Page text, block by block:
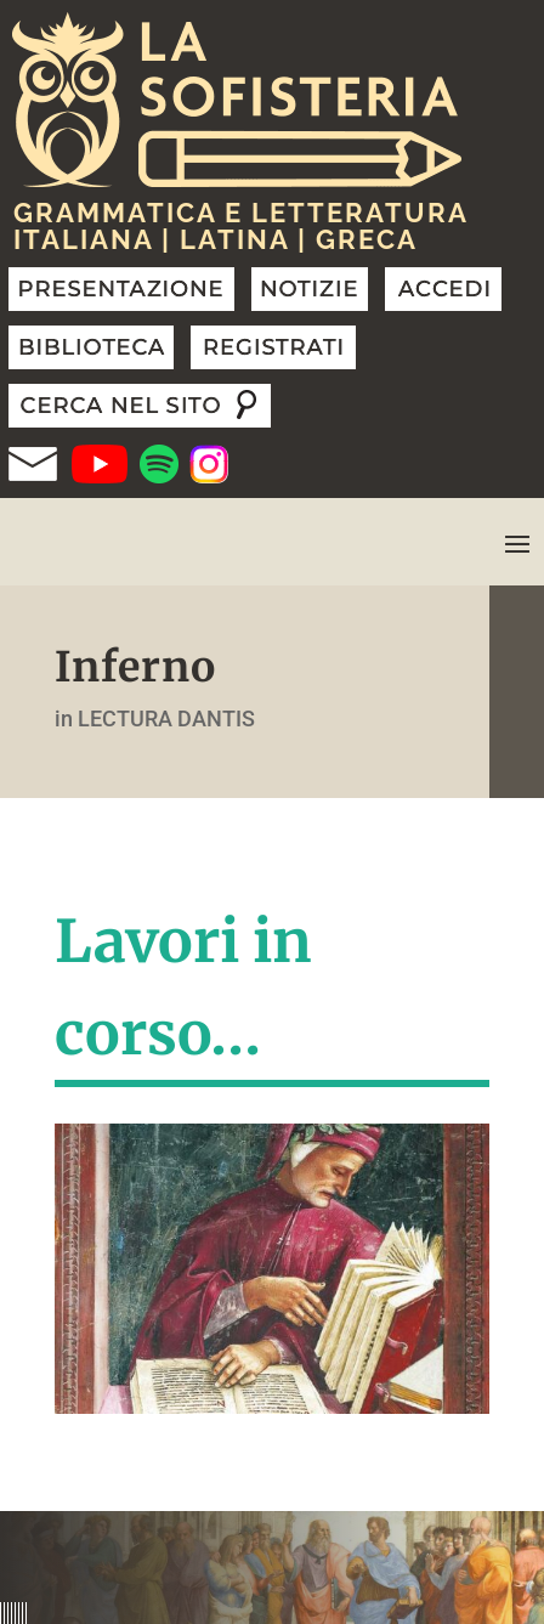
GRAMMATICA E LETTERATURA
ITALIANA | LATINA | GRECA
Inferno
in LECTURA DANTIS
Lavori in
corso…